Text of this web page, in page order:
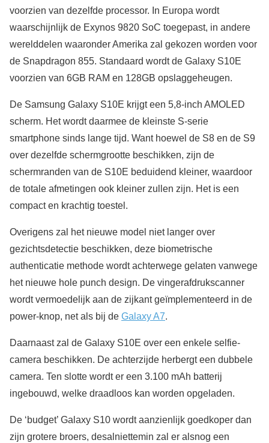
voorzien van dezelfde processor. In Europa wordt
waarschijnlijk de Exynos 9820 SoC toegepast, in andere
werelddelen waaronder Amerika zal gekozen worden voor
de Snapdragon 855. Standaard wordt de Galaxy S10E
voorzien van 6GB RAM en 128GB opslaggeheugen.
De Samsung Galaxy S10E krijgt een 5,8-inch AMOLED
scherm. Het wordt daarmee de kleinste S-serie
smartphone sinds lange tijd. Want hoewel de S8 en de S9
over dezelfde schermgrootte beschikken, zijn de
schermranden van de S10E beduidend kleiner, waardoor
de totale afmetingen ook kleiner zullen zijn. Het is een
compact en krachtig toestel.
Overigens zal het nieuwe model niet langer over
gezichtsdetectie beschikken, deze biometrische
authenticatie methode wordt achterwege gelaten vanwege
het nieuwe hole punch design. De vingerafdrukscanner
wordt vermoedelijk aan de zijkant geïmplementeerd in de
power-knop, net als bij de Galaxy A7.
Daarnaast zal de Galaxy S10E over een enkele selfie-
camera beschikken. De achterzijde herbergt een dubbele
camera. Ten slotte wordt er een 3.100 mAh batterij
ingebouwd, welke draadloos kan worden opgeladen.
De ‘budget’ Galaxy S10 wordt aanzienlijk goedkoper dan
zijn grotere broers, desalniettemin zal er alsnog een